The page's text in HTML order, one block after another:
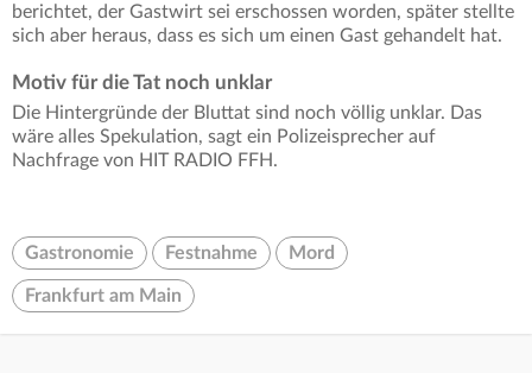
berichtet, der Gastwirt sei erschossen worden, später stellte
sich aber heraus, dass es sich um einen Gast gehandelt hat.
Motiv für die Tat noch unklar
Die Hintergründe der Bluttat sind noch völlig unklar. Das
wäre alles Spekulation, sagt ein Polizeisprecher auf
Nachfrage von HIT RADIO FFH.
Gastronomie Festnahme Mord
Frankfurt am Main